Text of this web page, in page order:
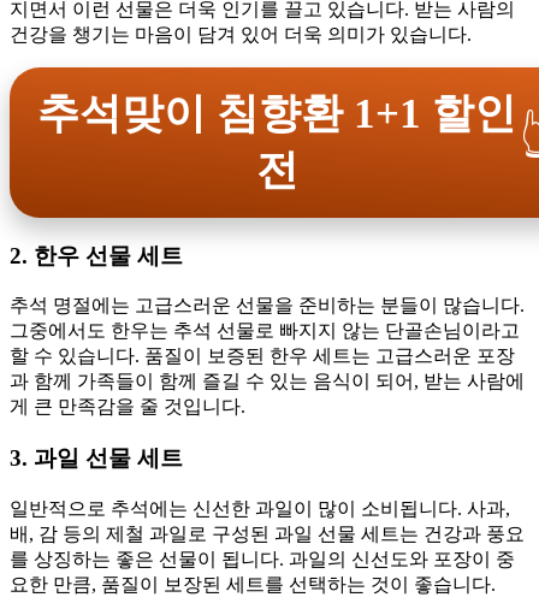
지면서 이런 선물은 더욱 인기를 끌고 있습니다. 받는 사람의
건강을 챙기는 마음이 담겨 있어 더욱 의미가 있습니다.
추석맞이 침향환 1+1 할인
전
2. 한우 선물 세트
추석 명절에는 고급스러운 선물을 준비하는 분들이 많습니다.
그중에서도 한우는 추석 선물로 빠지지 않는 단골손님이라고
할 수 있습니다. 품질이 보증된 한우 세트는 고급스러운 포장
과 함께 가족들이 함께 즐길 수 있는 음식이 되어, 받는 사람에
게 큰 만족감을 줄 것입니다.
3. 과일 선물 세트
일반적으로 추석에는 신선한 과일이 많이 소비됩니다. 사과,
배, 감 등의 제철 과일로 구성된 과일 선물 세트는 건강과 풍요
를 상징하는 좋은 선물이 됩니다. 과일의 신선도와 포장이 중
요한 만큼, 품질이 보장된 세트를 선택하는 것이 좋습니다.